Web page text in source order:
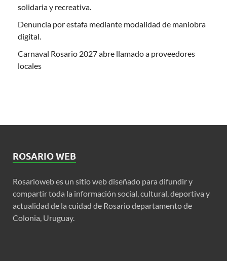
solidaria y recreativa.
Denuncia por estafa mediante modalidad de maniobra
digital.
Carnaval Rosario 2027 abre llamado a proveedores
locales
ROSARIO WEB
Rosarioweb es un sitio web diseñado para difundir y
compartir toda la información social, cultural, deportiva y
actualidad de la cuidad de Rosario departamento de
Colonia, Uruguay.